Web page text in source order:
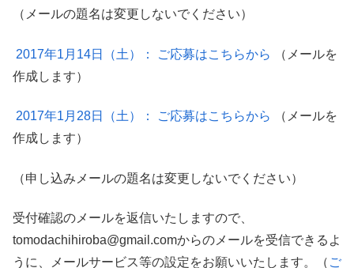
（メールの題名は変更しないでください）
2017年1月14日（土）： ご応募はこちらから
（メールを
作成します）
2017年1月28日（土）： ご応募はこちらから
（メールを
作成します）
（申し込みメールの題名は変更しないでください）
受付確認のメールを返信いたしますので、
tomodachihiroba@gmail.comからのメールを受信できるよ
うに、メールサービス等の設定をお願いいたします。（ ご